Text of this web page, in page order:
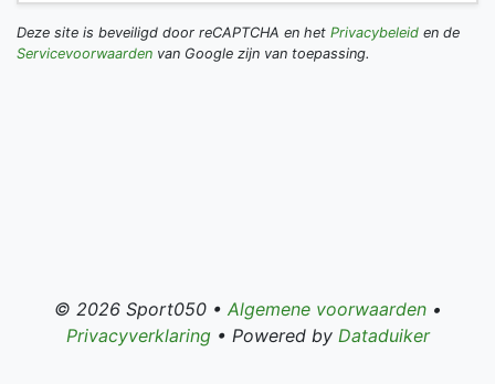
Deze site is beveiligd door reCAPTCHA en het Privacybeleid en de
Servicevoorwaarden van Google zijn van toepassing.
© 2026 Sport050 • Algemene voorwaarden•
Privacyverklaring• Powered by Dataduiker